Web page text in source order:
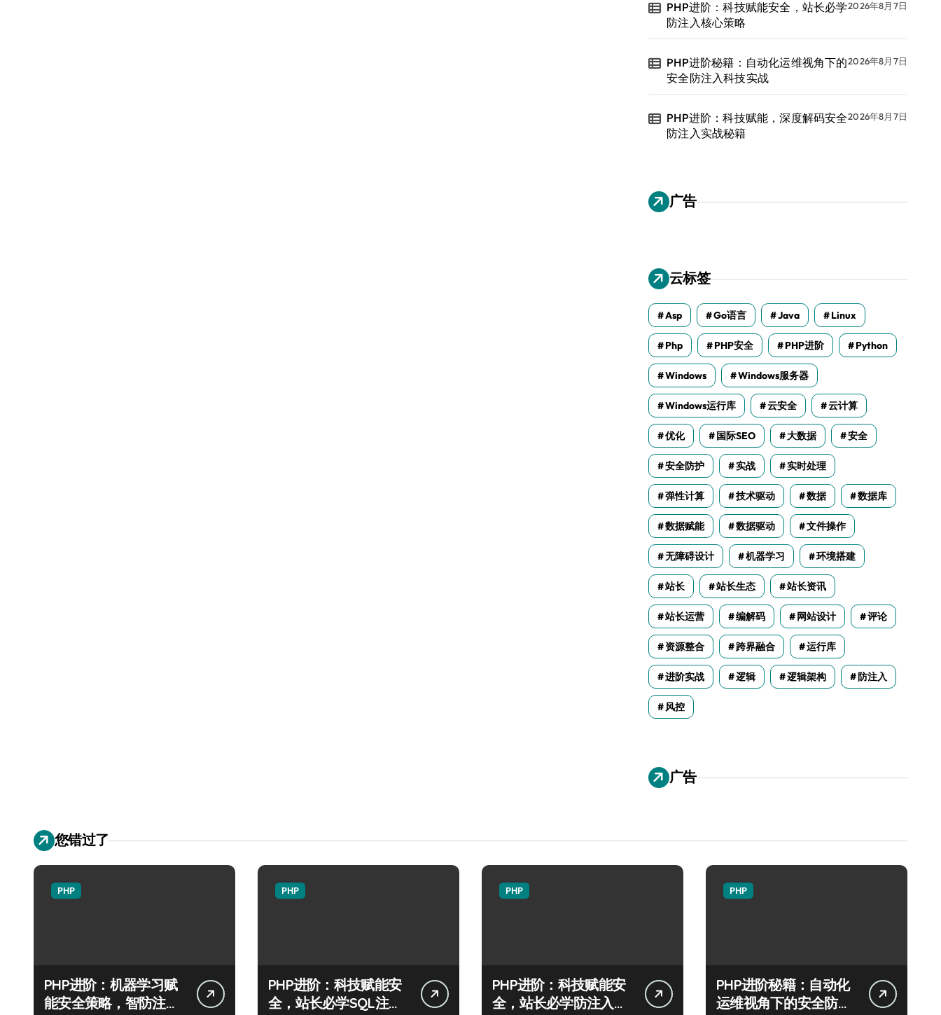
PHP进阶：科技赋能安全，站长必学
防注入核心策略
2026年8月7日
PHP进阶秘籍：自动化运维视角下的
安全防注入科技实战
2026年8月7日
PHP进阶：科技赋能，深度解码安全
防注入实战秘籍
2026年8月7日
广告
云标签
Asp Go语言 Java Linux
Php PHP安全 PHP进阶 Python
Windows Windows服务器
Windows运行库 云安全 云计算
优化 国际SEO 大数据 安全
安全防护 实战 实时处理
弹性计算 技术驱动 数据 数据库
数据赋能 数据驱动 文件操作
无障碍设计 机器学习 环境搭建
站长 站长生态 站长资讯
站长运营 编解码 网站设计 评论
资源整合 跨界融合 运行库
进阶实战 逻辑 逻辑架构 防注入
风控
广告
您错过了
PHP
PHP进阶：机器学习赋
能安全策略，智防注入
PHP
PHP进阶：科技赋能安
全，站长必学SQL注入
PHP
PHP进阶：科技赋能安
全，站长必学防注入核
PHP
PHP进阶秘籍：自动化
运维视角下的安全防注